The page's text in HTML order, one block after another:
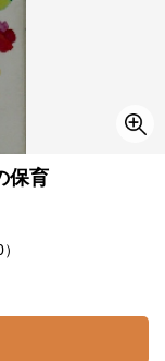
保育